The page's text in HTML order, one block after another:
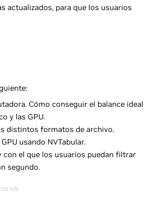
actualizados, para que los usuarios
Cómo conseguir el balance ideal
y las GPU.
distintos formatos de archivo.
usando NVTabular.
el que los usuarios puedan filtrar
segundo.
KB)